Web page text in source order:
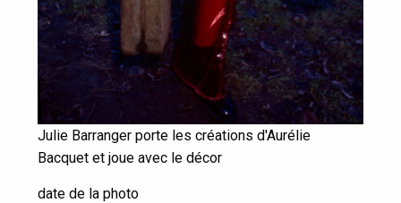
Julie Barranger porte les créations d'Aurélie
Bacquet et joue avec le décor
date de la photo